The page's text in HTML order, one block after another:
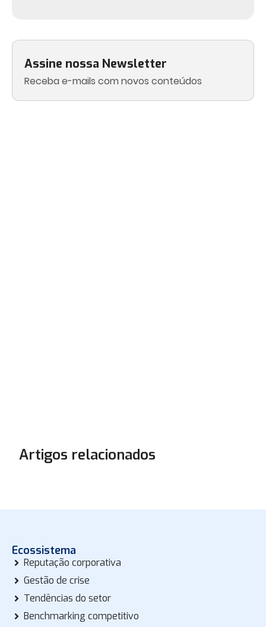
Assine nossa Newsletter
Receba e-mails com novos conteúdos
Artigos relacionados
Ecossistema
Reputação corporativa
Gestão de crise
Tendências do setor
Benchmarking competitivo